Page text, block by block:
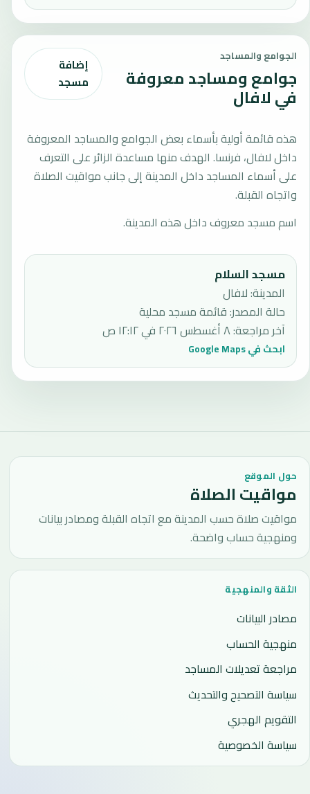
الجوامع والمساجد
جوامع ومساجد معروفة
في لافال
إضافة
مسجد
هذه قائمة أولية بأسماء بعض الجوامع والمساجد المعروفة
داخل لافال، فرنسا. الهدف منها مساعدة الزائر على التعرف
على أسماء المساجد داخل المدينة إلى جانب مواقيت الصلاة
واتجاه القبلة.
اسم مسجد معروف داخل هذه المدينة.
مسجد السلام
المدينة: لافال
حالة المصدر:قائمة مسجد محلية
آخر مراجعة:٨ أغسطس ٢٠٢٦ في ١٢:١٢ ص
ابحث في Google Maps
حول الموقع
مواقيت الصلاة
مواقيت صلاة حسب المدينة مع اتجاه القبلة ومصادر بيانات
ومنهجية حساب واضحة.
الثقة والمنهجية
مصادر البيانات
منهجية الحساب
مراجعة تعديلات المساجد
سياسة التصحيح والتحديث
التقويم الهجري
سياسة الخصوصية